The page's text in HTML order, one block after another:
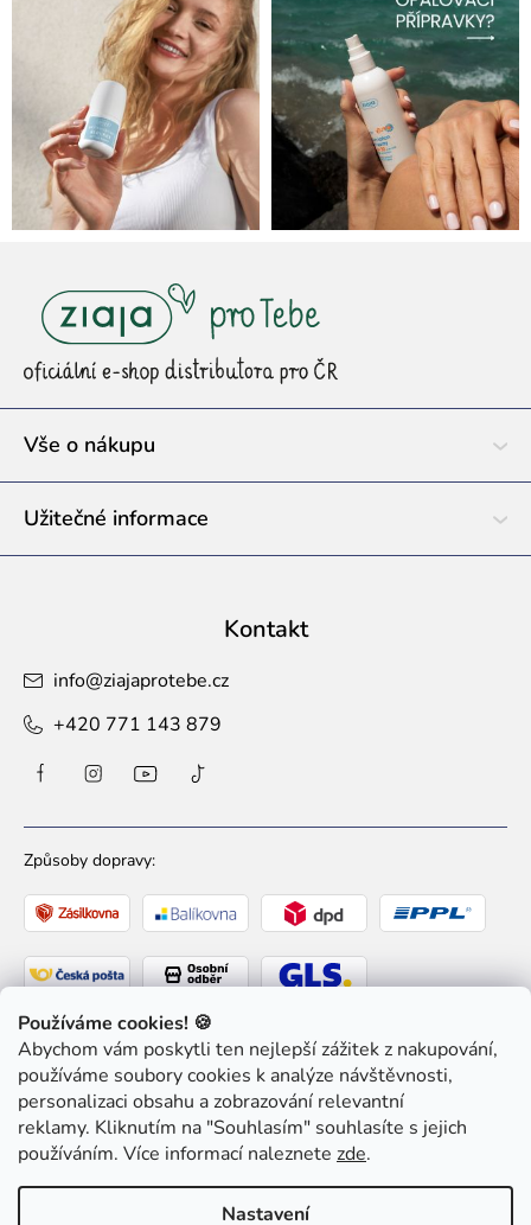
Používáme cookies! 🍪
Abychom vám poskytli ten nejlepší zážitek z nakupování,
používáme soubory cookies k analýze návštěvnosti,
personalizaci obsahu a zobrazování relevantní
reklamy. Kliknutím na "Souhlasím" souhlasíte s jejich
používáním. Více informací naleznete zde.
Nastavení
t
Vše o nákupu
Užitečné informace
Kontakt
info@ziajaprotebe.cz
+420 771 143 879
Způsoby dopravy:
Způsoby platby:
Ziaja pro Tebe